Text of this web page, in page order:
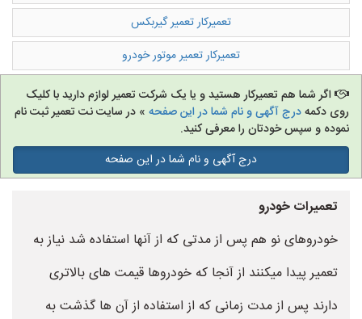
تعمیرکار تعمیر گیربکس
تعمیرکار تعمیر موتور خودرو
اگر شما هم تعمیرکار هستید و یا یک شرکت تعمیر لوازم دارید با کلیک
روی دکمهدرج آگهی و نام شما در این صفحه » در سایت نت تعمیر ثبت نام
نموده و سپس خودتان را معرفی کنید.
درج آگهی و نام شما در این صفحه
تعمیرات خودرو
خودروهای نو هم پس از مدتی که از آنها استفاده شد نیاز به
تعمیر پیدا میکنند از آنجا که خودروها قیمت های بالاتری
دارند پس از مدت زمانی که از استفاده از آن ها گذشت به